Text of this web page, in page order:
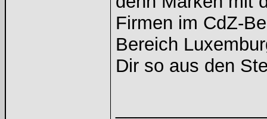
Firmen im CdZ-
Bereich
Dir so aus den